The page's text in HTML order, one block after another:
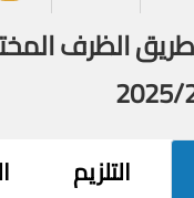
الظرف
التلزيم